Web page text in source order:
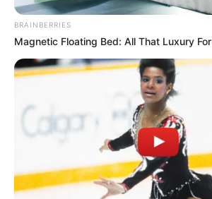
con
IBAL
Brigadas
en
BRAINBERRIES
Magnetic Floating Bed: All That Luxury